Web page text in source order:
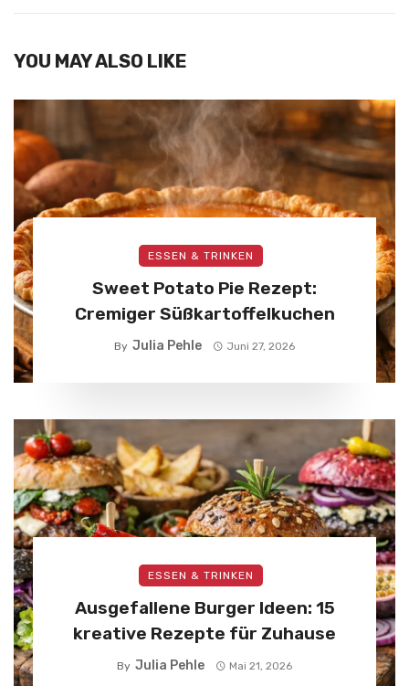
YOU MAY ALSO LIKE
ESSEN & TRINKEN
Sweet Potato Pie Rezept:
Cremiger Süßkartoffelkuchen
By Julia Pehle Juni 27, 2026
ESSEN & TRINKEN
Ausgefallene Burger Ideen: 15
kreative Rezepte für Zuhause
By Julia Pehle Mai 21, 2026